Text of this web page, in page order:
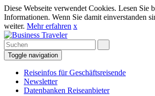
Diese Webseite verwendet Cookies. Lesen Sie
Informationen. Wenn Sie damit einverstanden
weiter. Mehr erfahren x
Toggle navigation
Reiseinfos für Geschäftsreisende
Newsletter
Datenbanken Reiseanbieter